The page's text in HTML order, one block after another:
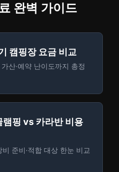
완벽 가이드
캠핑장 요금 비교
산·예약 난이도까지 총정
핑 vs 카라반 비용
준비·적합 대상 한눈 비교